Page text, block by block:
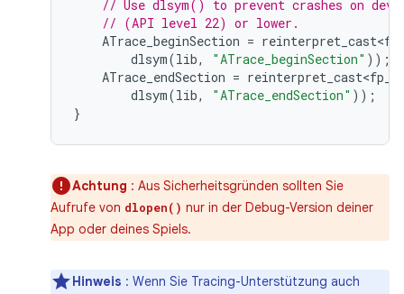
// Use dlsym() to prevent crashes on
// (API level 22) or lower.
ATrace_beginSection =
dlsym(lib, "ATrace_beginSection" ));
ATrace_endSection =
dlsym(lib, "ATrace_endSection" ));
}
Achtung : Aus Sicherheitsgründen sollten Sie
Aufrufe von dlopen() nur in der Debug-Version deiner
App oder deines Spiels.
Hinweis : Wenn Sie Tracing-Unterstützung auch